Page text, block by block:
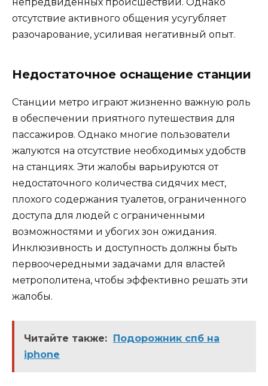
отсутствие активного общения усугубляет
разочарование, усиливая негативный опыт.
Недостаточное оснащение станции
Станции метро играют жизненно важную роль
в обеспечении приятного путешествия для
пассажиров. Однако многие пользователи
жалуются на отсутствие необходимых удобств
на станциях. Эти жалобы варьируются от
недостаточного количества сидячих мест,
плохого содержания туалетов, ограниченного
доступа для людей с ограниченными
возможностями и убогих зон ожидания.
Инклюзивность и доступность должны быть
первоочередными задачами для властей
метрополитена, чтобы эффективно решать эти
жалобы.
Читайте также: Подорожник спб на
iphone